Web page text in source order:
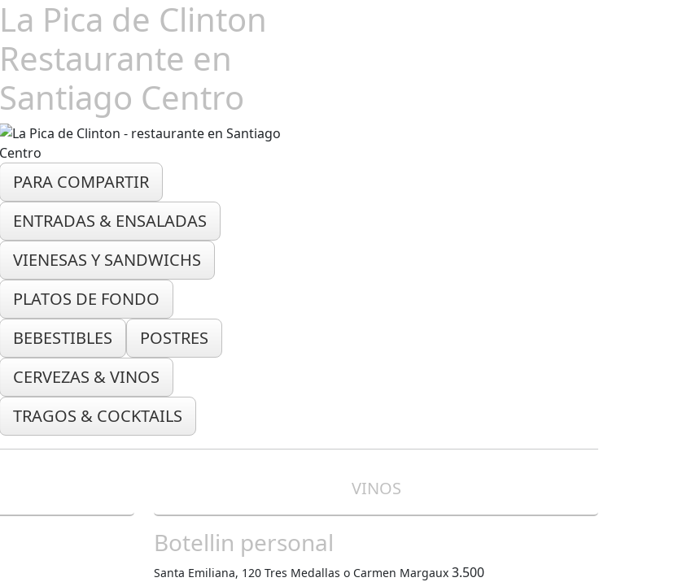
La Pica de Clinton
Restaurante en
Santiago Centro
PARA COMPARTIR
ENTRADAS & ENSALADAS
VIENESAS Y SANDWICHS
PLATOS DE FONDO
BEBESTIBLES
POSTRES
CERVEZAS & VINOS
TRAGOS & COCKTAILS
VINOS
Botellin personal
Santa Emiliana, 120 Tres Medallas o Carmen Margaux 3.500